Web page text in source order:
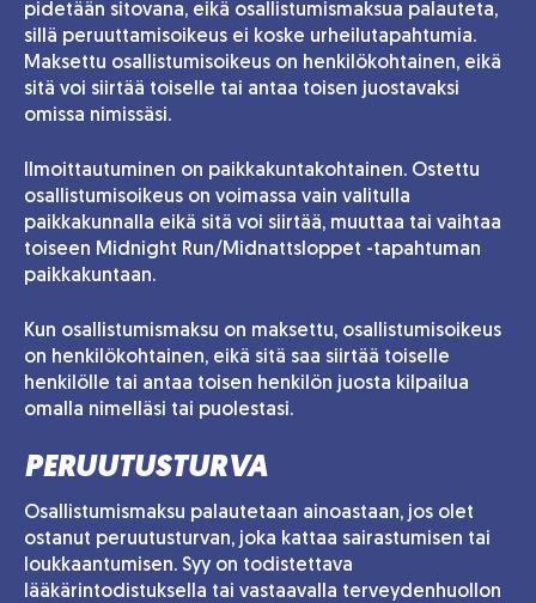
pidetään sitovana, eikä osallistumismaksua palauteta,
sillä peruuttamisoikeus ei koske urheilutapahtumia.
Maksettu osallistumisoikeus on henkilökohtainen, eikä
sitä voi siirtää toiselle tai antaa toisen juostavaksi
omissa nimissäsi.
Ilmoittautuminen on paikkakuntakohtainen. Ostettu
osallistumisoikeus on voimassa vain valitulla
paikkakunnalla eikä sitä voi siirtää, muuttaa tai vaihtaa
toiseen Midnight Run/Midnattsloppet -tapahtuman
paikkakuntaan.
Kun osallistumismaksu on maksettu, osallistumisoikeus
on henkilökohtainen, eikä sitä saa siirtää toiselle
henkilölle tai antaa toisen henkilön juosta kilpailua
omalla nimelläsi tai puolestasi.
PERUUTUSTURVA
Osallistumismaksu palautetaan ainoastaan, jos olet
ostanut peruutusturvan, joka kattaa sairastumisen tai
loukkaantumisen. Syy on todistettava
lääkärintodistuksella tai vastaavalla terveydenhuollon